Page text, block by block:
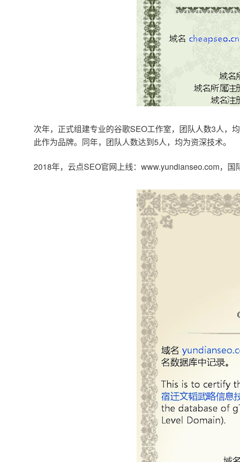
次年，正式组建专业的谷歌SEO工作室，团队人数3人，
此作为品牌。同年，团队人数达到5人，均为资深技术。
2018年，云点SEO官网上线：www.yundianseo.com，国